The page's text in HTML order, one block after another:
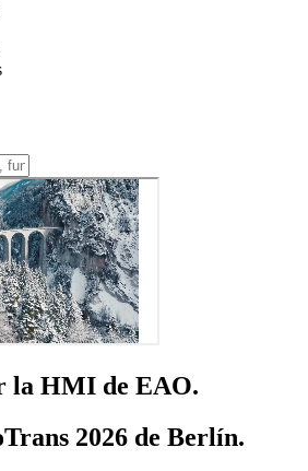
la HMI de EAO.
2026 de Berlín.